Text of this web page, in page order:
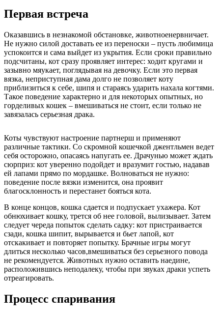
Первая встреча
Оказавшись в незнакомой обстановке, животноенервничает.
Не нужно силой доставать ее из переноски – пусть любимица
успокоится и сама выйдет из укрытия. Если сроки правильно
подсчитаны, кот сразу проявляет интерес: ходит кругами и
зазывно мяукает, поглядывая на девочку. Если это первая
вязка, неприступная дама долго не позволяет коту
приблизиться к себе, шипя и стараясь ударить нахала когтями.
Такое поведение характерно и для некоторых опытных, но
горделивых кошек – вмешиваться не стоит, если только не
завязалась серьезная драка.
Коты чувствуют настроение партнерш и применяют
различные тактики. Со скромной кошечкой джентльмен ведет
себя осторожно, опасаясь напугать ее. Драчунью может ждать
сюрприз: кот уверенно подойдет и вразумит гостью, надавав
ей лапами прямо по мордашке. Волноваться не нужно:
поведение после вязки изменится, она проявит
благосклонность и перестанет бояться кота.
В конце концов, кошка сдается и подпускает ухажера. Кот
обнюхивает кошку, трется об нее головой, вылизывает. Затем
следует череда попыток сделать садку: кот пристраивается
сзади, кошка шипит, вырывается и бьет лапой, кот
отскакивает и повторяет попытку. Брачные игры могут
длиться несколько часов,вмешиваться без серьезного повода
не рекомендуется. Животных нужно оставить наедине,
расположившись неподалеку, чтобы при звуках драки успеть
отреагировать.
Процесс спаривания